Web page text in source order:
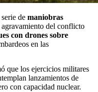
de maniobras
del conflicto
con drones sobre
en las
que los ejercicios militares
lanzamientos de
con capacidad nuclear.